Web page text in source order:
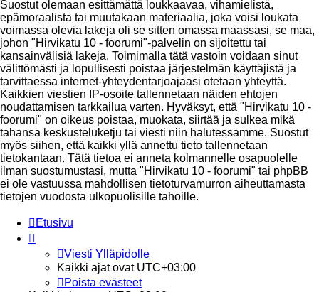
Suostut olemaan esittämättä loukkaavaa, vihamielistä,
epämoraalista tai muutakaan materiaalia, joka voisi loukata
voimassa olevia lakeja oli se sitten omassa maassasi, se maa,
johon "Hirvikatu 10 - foorumi"-palvelin on sijoitettu tai
kansainvälisiä lakeja. Toimimalla tätä vastoin voidaan sinut
välittömästi ja lopullisesti poistaa järjestelmän käyttäjistä ja
tarvittaessa internet-yhteydentarjoajaasi otetaan yhteyttä.
Kaikkien viestien IP-osoite tallennetaan näiden ehtojen
noudattamisen tarkkailua varten. Hyväksyt, että "Hirvikatu 10 -
foorumi" on oikeus poistaa, muokata, siirtää ja sulkea mikä
tahansa keskusteluketju tai viesti niin halutessamme. Suostut
myös siihen, että kaikki yllä annettu tieto tallennetaan
tietokantaan. Tätä tietoa ei anneta kolmannelle osapuolelle
ilman suostumustasi, mutta "Hirvikatu 10 - foorumi" tai phpBB
ei ole vastuussa mahdollisen tietoturvamurron aiheuttamasta
tietojen vuodosta ulkopuolisille tahoille.
Etusivu
Viesti Ylläpidolle
Kaikki ajat ovat UTC+03:00
Poista evästeet